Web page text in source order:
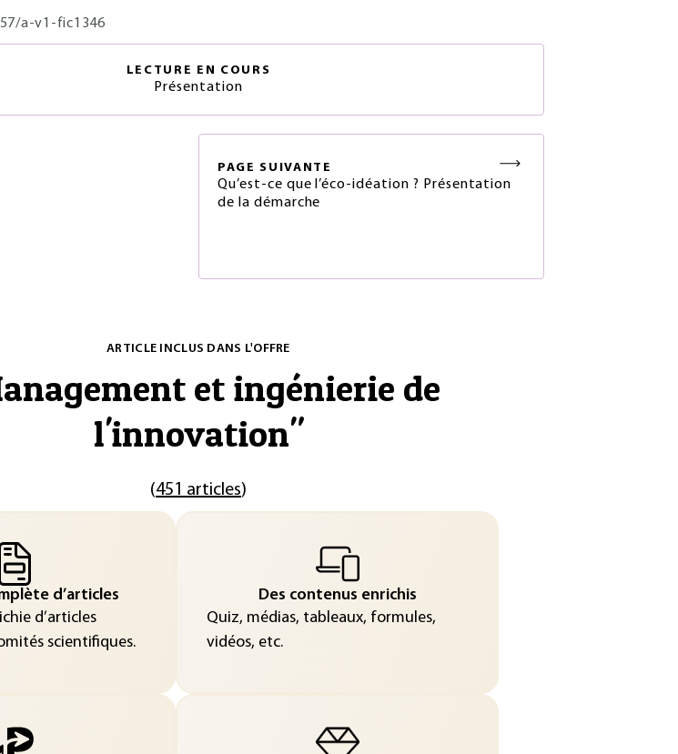
a-v1-fic1346
LECTURE EN COURS
Présentation
PAGE SUIVANTE
Qu’est-ce que l’éco-idéation ? Présentation
de la démarche
ARTICLE INCLUS DANS L'OFFRE
et ingénierie de
l'innovation"
(451 articles)
d’articles
d’articles
scientifiques.
Des contenus enrichis
Quiz, médias, tableaux, formules,
vidéos, etc.